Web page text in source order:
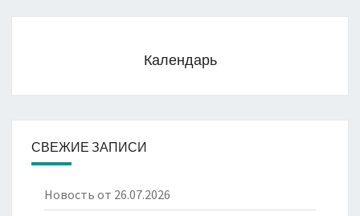
Календарь
СВЕЖИЕ ЗАПИСИ
Новость от 26.07.2026